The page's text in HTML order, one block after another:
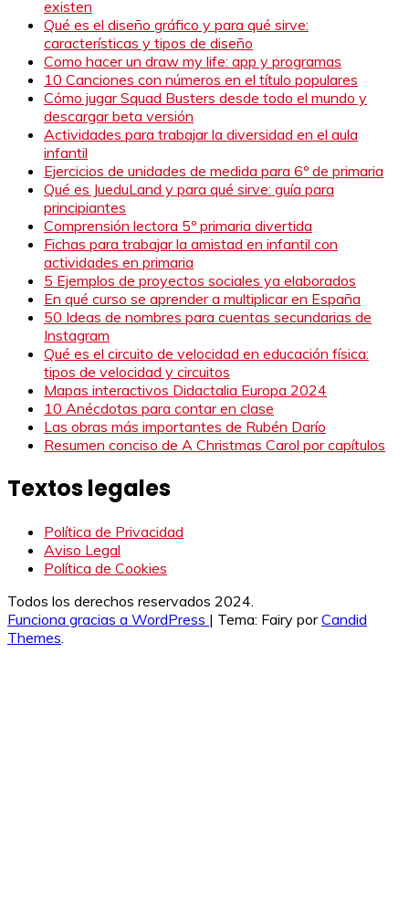
existen
Qué es el diseño gráfico y para qué sirve:
características y tipos de diseño
Como hacer un draw my life: app y programas
10 Canciones con números en el título populares
Cómo jugar Squad Busters desde todo el mundo y
descargar beta versión
Actividades para trabajar la diversidad en el aula
infantil
Ejercicios de unidades de medida para 6º de primaria
Qué es JueduLand y para qué sirve: guía para
principiantes
Comprensión lectora 5º primaria divertida
Fichas para trabajar la amistad en infantil con
actividades en primaria
5 Ejemplos de proyectos sociales ya elaborados
En qué curso se aprender a multiplicar en España
50 Ideas de nombres para cuentas secundarias de
Instagram
Qué es el circuito de velocidad en educación física:
tipos de velocidad y circuitos
Mapas interactivos Didactalia Europa 2024
10 Anécdotas para contar en clase
Las obras más importantes de Rubén Darío
Resumen conciso de A Christmas Carol por capítulos
Textos legales
Política de Privacidad
Aviso Legal
Política de Cookies
Todos los derechos reservados 2024.
Funciona gracias a WordPress | Tema: Fairy porCandid
Themes.